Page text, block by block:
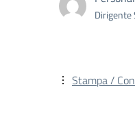
Dirigente
Stampa /